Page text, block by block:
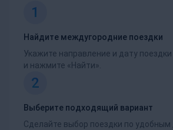
1
Найдите междугородние поездки
Укажите направление и дату
и нажмите «Найти».
2
Выберите подходящий вариант
Сделайте выбор поездки по удобным